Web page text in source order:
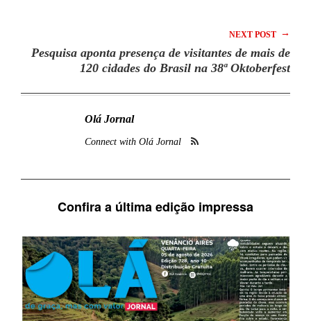
NEXT POST →
Pesquisa aponta presença de visitantes de mais de
120 cidades do Brasil na 38ª Oktoberfest
Olá Jornal
Connect with Olá Jornal
Confira a última edição impressa